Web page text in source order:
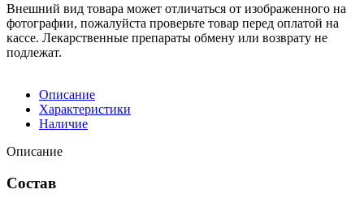
Внешний вид товара может отличаться от изображенного на
фотографии, пожалуйста проверьте товар перед оплатой на
кассе. Лекарственные препараты обмену или возврату не
подлежат.
Описание
Характеристики
Наличие
Описание
Состав